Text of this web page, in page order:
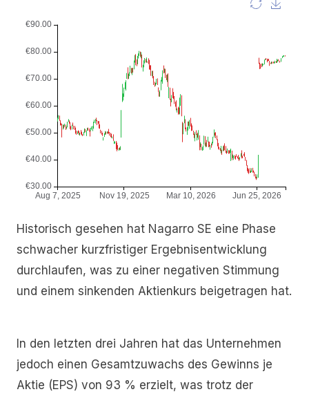
Historisch gesehen hat Nagarro SE eine Phase
schwacher kurzfristiger Ergebnisentwicklung
durchlaufen, was zu einer negativen Stimmung
und einem sinkenden Aktienkurs beigetragen hat.
In den letzten drei Jahren hat das Unternehmen
jedoch einen Gesamtzuwachs des Gewinns je
Aktie (EPS) von 93 % erzielt, was trotz der